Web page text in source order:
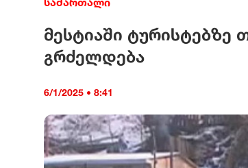
მესტიაში ტურისტებზე
გრძელდება
6/1/2025 • 8:41